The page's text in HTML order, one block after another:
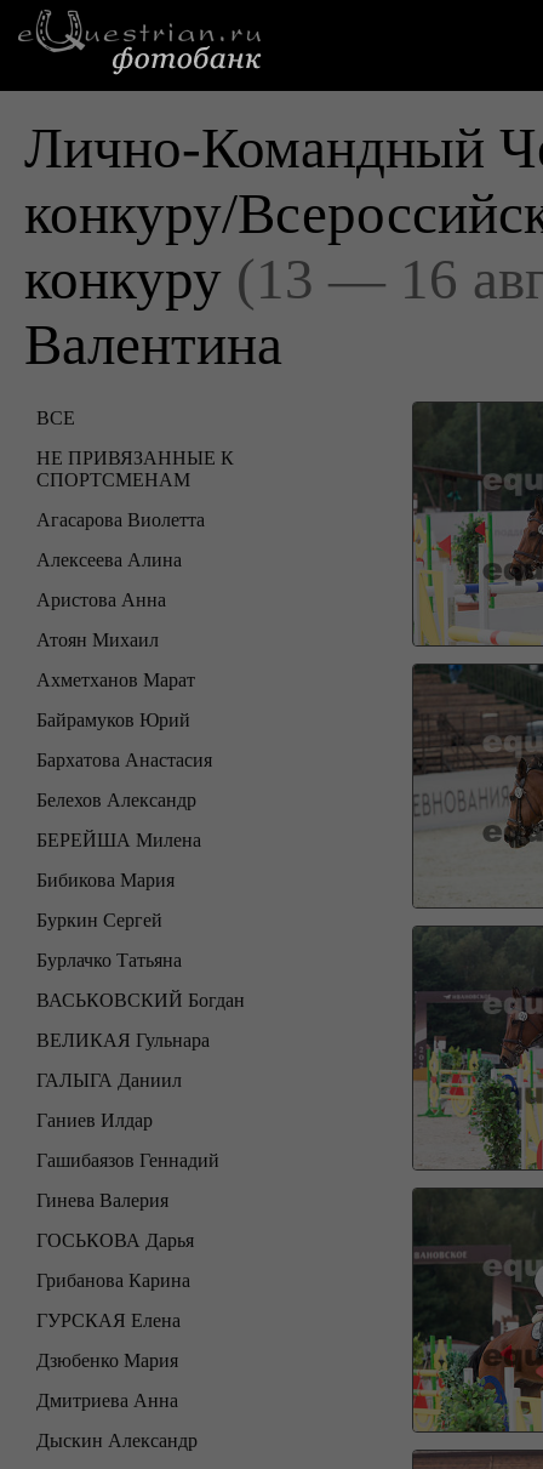
Лично-Командный
конкуру/
конкуру (13 — 16
Валентина
ВСЕ
НЕ ПРИВЯЗАННЫЕ К
СПОРТСМЕНАМ
Агасарова Виолетта
Алексеева Алина
Аристова Анна
Атоян Михаил
Ахметханов Марат
Байрамуков Юрий
Бархатова Анастасия
Белехов Александр
БЕРЕЙША Милена
Бибикова Мария
Буркин Сергей
Бурлачко Татьяна
ВАСЬКОВСКИЙ Богдан
ВЕЛИКАЯ Гульнара
ГАЛЫГА Даниил
Ганиев Илдар
Гашибаязов Геннадий
Гинева Валерия
ГОСЬКОВА Дарья
Грибанова Карина
ГУРСКАЯ Елена
Дзюбенко Мария
Дмитриева Анна
Дыскин Александр